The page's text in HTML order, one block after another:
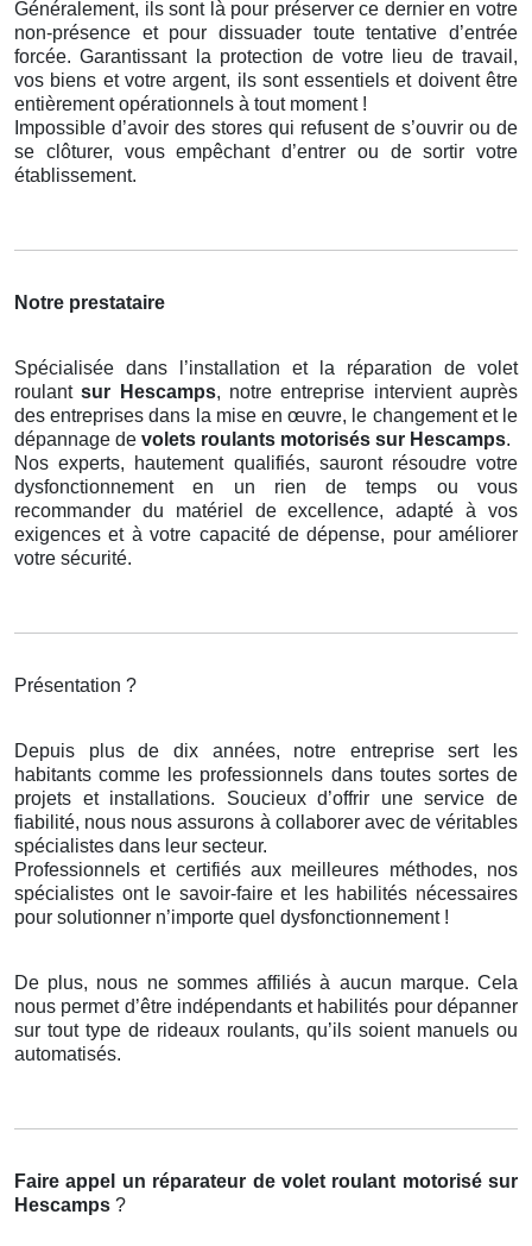
Généralement, ils sont là pour préserver ce dernier en votre
non-présence et pour dissuader toute tentative d’entrée
forcée. Garantissant la protection de votre lieu de travail,
vos biens et votre argent, ils sont essentiels et doivent être
entièrement opérationnels à tout moment !
Impossible d’avoir des stores qui refusent de s’ouvrir ou de
se clôturer, vous empêchant d’entrer ou de sortir votre
établissement.
Notre prestataire
Spécialisée dans l’installation et la réparation de volet
roulantsur Hescamps, notre entreprise intervient auprès
des entreprises dans la mise en œuvre, le changement et le
dépannage de volets roulants motorisés sur Hescamps.
Nos experts, hautement qualifiés, sauront résoudre votre
dysfonctionnement en un rien de temps ou vous
recommander du matériel de excellence, adapté à vos
exigences et à votre capacité de dépense, pour améliorer
votre sécurité.
Présentation ?
Depuis plus de dix années, notre entreprise sert les
habitants comme les professionnels dans toutes sortes de
projets et installations. Soucieux d’offrir une service de
fiabilité, nous nous assurons à collaborer avec de véritables
spécialistes dans leur secteur.
Professionnels et certifiés aux meilleures méthodes, nos
spécialistes ont le savoir-faire et les habilités nécessaires
pour solutionner n’importe quel dysfonctionnement !
De plus, nous ne sommes affiliés à aucun marque. Cela
nous permet d’être indépendants et habilités pour dépanner
sur tout type de rideaux roulants, qu’ils soient manuels ou
automatisés.
Faire appel un réparateur de volet roulant motorisé sur
Hescamps ?